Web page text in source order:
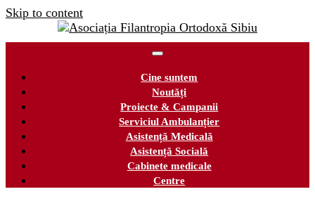
Skip to content
Cine suntem
Noutăți
Proiecte & Campanii
Serviciul Ambulanțier
Asistență Medicală
Asistență Socială
Cabinete medicale
Centre